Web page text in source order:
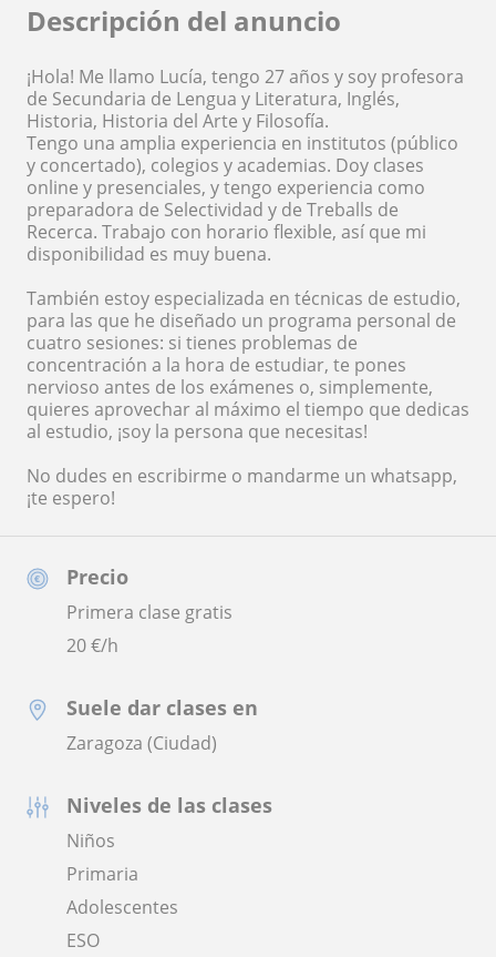
Precio
Primera clase gratis
20€/h
Suele dar clases en
Zaragoza (Ciudad)
Niveles de las clases
Niños
Primaria
Adolescentes
ESO
Descripción del anuncio
¡Hola! Me llamo Lucía, tengo 27 años y soy profesora
de Secundaria de Lengua y Literatura, Inglés,
Historia, Historia del Arte y Filosofía.
Tengo una amplia experiencia en institutos (público
y concertado), colegios y academias. Doy clases
online y presenciales, y tengo experiencia como
preparadora de Selectividad y de Treballs de
Recerca. Trabajo con horario flexible, así que mi
disponibilidad es muy buena.
También estoy especializada en técnicas de estudio,
para las que he diseñado un programa personal de
cuatro sesiones: si tienes problemas de
concentración a la hora de estudiar, te pones
nervioso antes de los exámenes o, simplemente,
quieres aprovechar al máximo el tiempo que dedicas
al estudio, ¡soy la persona que necesitas!
No dudes en escribirme o mandarme un whatsapp,
¡te espero!